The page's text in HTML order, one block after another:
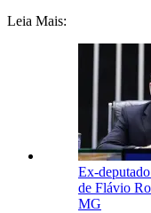
Leia Mais:
Ex-
de Flávio
MG